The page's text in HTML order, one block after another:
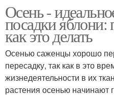
Дни для посадки
Осень -
посадки яблони:
как это делать
Осенью саженцы хорошо
пересадку, так как в это
жизнедеятельности в их
растения осенью начинают